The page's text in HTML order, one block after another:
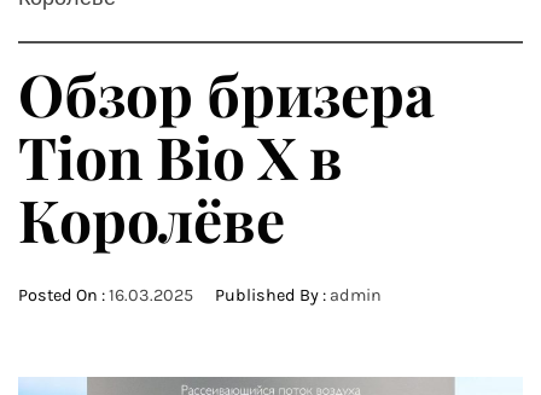
Обзор бризера
Tion Bio X в
Королёве
Posted On :16.03.2025 Published By : admin